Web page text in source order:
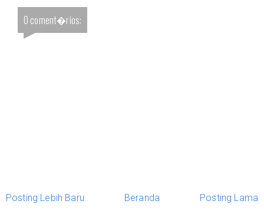
0 coment�rios:
Posting Lebih Baru Beranda Posting Lama